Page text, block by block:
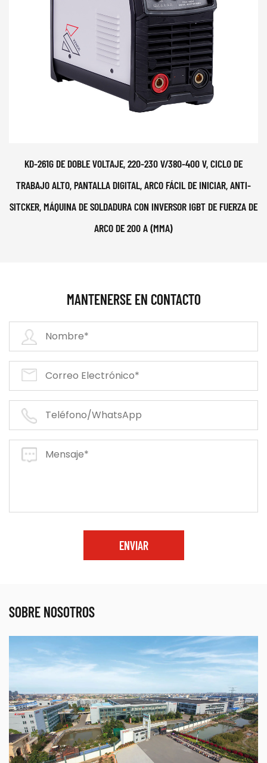
KD-261G DE DOBLE VOLTAJE, 220-230 V/380-400 V, CICLO DE
TRABAJO ALTO, PANTALLA DIGITAL, ARCO FÁCIL DE INICIAR, ANTI-
SITCKER, MÁQUINA DE SOLDADURA CON INVERSOR IGBT DE FUERZA DE
ARCO DE 200 A (MMA)
MANTENERSE EN CONTACTO
ENVIAR
SOBRE NOSOTROS